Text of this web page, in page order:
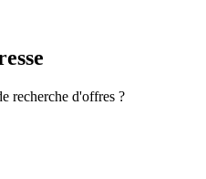
recherche d'offres ?